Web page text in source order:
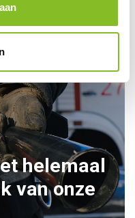
helemaal
van onze